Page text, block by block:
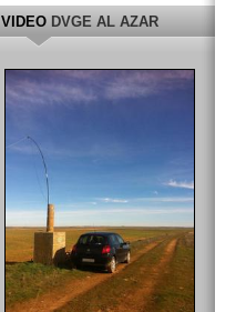
VIDEODVGE AL AZAR